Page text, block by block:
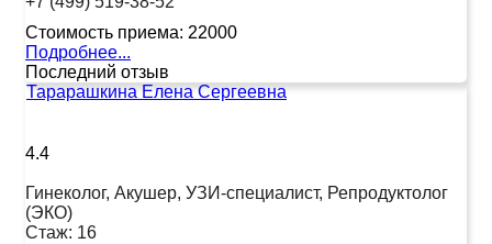
Стоимость приема: 22000
Подробнее...
Последний отзыв
Тарарашкина Елена Сергеевна
4.4
Гинеколог, Акушер, УЗИ-специалист, Репродуктолог
(ЭКО)
Стаж: 16